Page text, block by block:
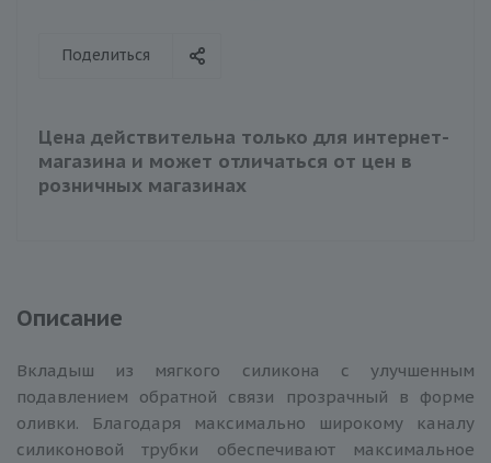
Поделиться
Цена действительна только для интернет-
магазина и может отличаться от цен в
розничных магазинах
Описание
Вкладыш из мягкого силикона с улучшенным
подавлением обратной связи прозрачный в форме
оливки. Благодаря максимально широкому каналу
силиконовой трубки обеспечивают максимальное